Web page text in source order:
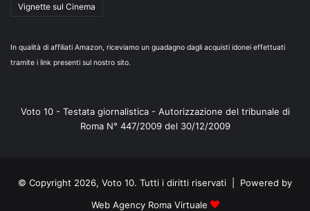
Vignette sul Cinema
In qualità di affiliati Amazon, riceviamo un guadagno dagli acquisti idonei effettuati
tramite i link presenti sul nostro sito.
Voto 10 - Testata giornalistica - Autorizzazione del tribunale di
Roma N° 447/2009 del 30/12/2009
© Copyright 2026, Voto 10. Tutti i diritti riservati | Powered by
Web Agency Roma Virtuale